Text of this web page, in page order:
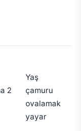
2
Yaş
çamuru
ovalamak
yayar